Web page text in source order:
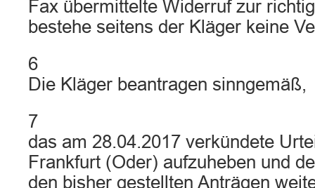
Fax übermittelte Widerruf zur
bestehe seitens der Kläger keine
6
Die Kläger beantragen sinngemäß,
7
das am 28.04.2017 verkündete
Frankfurt (Oder) aufzuheben und
den bisher gestellten Anträgen